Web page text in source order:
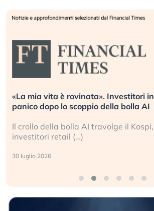
Quando la finanza pesa più
L’America sta ripetendo gli errori del
La ricchezza mondiale cresce, ma è
sganciata dall’economia reale. (…)
24 luglio 2026